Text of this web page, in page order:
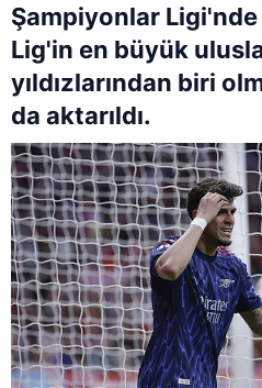
Şampiyonlar
Lig'in en büyük
yıldızlarından biri
da aktarıldı.